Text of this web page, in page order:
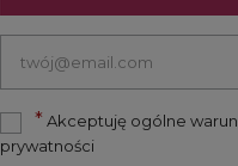
* Akceptuję ogólne
prywatności